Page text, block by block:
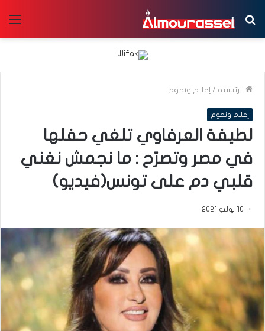
بحث
عن
الرئيسية / إعلام ونجوم
إعلام ونجوم
لطيفة العرفاوي تلغي حفلها
في مصر وتصرّح : ما نجمش نغني
قلبي دم على تونس(فيديو)
10 يوليو 2021